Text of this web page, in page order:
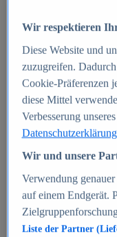
E-commerce
Beliebte Statistiken
Aktuelle Statistiken
E-
Umsatz von
2010-2025
B2C-E-
Deutschland
Wir respektieren
Diese Website und
zuzugreifen.
Cookie-Präferenzen
diese Mittel
Verbesserung
Wir und unsere
Verwendung
auf einem Endgerät.
Liste der Partner